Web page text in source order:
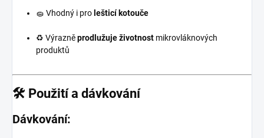
🧽 Vhodný i pro lešticí kotouče
♻️ Výrazněprodlužuje životnost mikrovláknových
produktů
🛠️ Použití a dávkování
Dávkování: